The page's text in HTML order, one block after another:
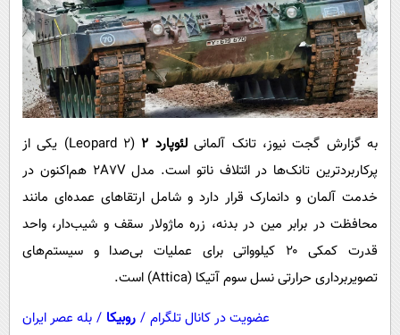
حیات وحش
سیاست خارجی
به گزارش گجت نیوز، تانک آلمانیلئوپارد ۲
(Leopard 2) یکی از
پرکاربردترین تانک‌ها در ائتلاف ناتو است. مدل 2A7V هم‌اکنون در
خدمت آلمان و دانمارک قرار دارد و شامل ارتقاهای عمده‌ای مانند
محافظت در برابر مین در بدنه، زره ماژولار سقف و شیب‌دار، واحد
قدرت کمکی ۲۰ کیلوواتی برای عملیات بی‌صدا و سیستم‌های
تصویربرداری حرارتی نسل سوم آتیکا (Attica) است.
عضویت در کانال تلگرام / روبیکا / بله عصر ایران